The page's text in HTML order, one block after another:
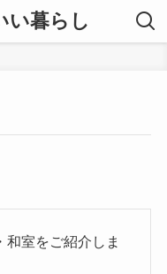
い暮らし
和室をご紹介しま